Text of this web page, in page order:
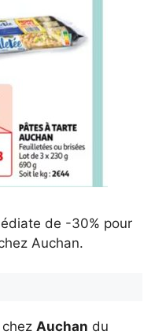
de -30% pour
Auchan.
Auchan du